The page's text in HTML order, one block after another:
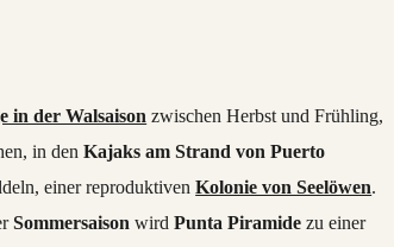
in der Walsaison zwischen Herbst und Frühling,
in denKajaks am Strand von Puerto
einer reproduktivenKolonie von Seelöwen.
Sommersaison wirdPunta Piramide zu einer